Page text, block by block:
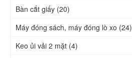
Bàn cắt giấy (20)
Máy đóng sách, máy đóng lò xo (24)
Keo ủi vải 2 mặt (4)